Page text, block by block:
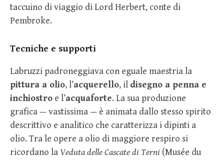
taccuino di viaggio di Lord Herbert, conte di
Pembroke.
Tecniche e supporti
Labruzzi padroneggiava con eguale maestria la
pittura a olio, l’acquerello, il disegno a penna e
inchiostro e l’acquaforte. La sua produzione
grafica — vastissima — è animata dallo stesso spirito
descrittivo e analitico che caratterizza i dipinti a
olio. Tra le opere a olio di maggiore respiro si
ricordano la Veduta delle Cascate di Terni (Musée du